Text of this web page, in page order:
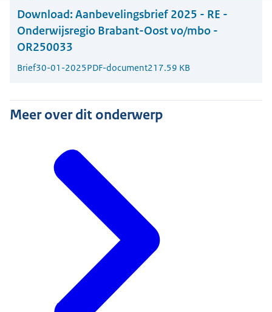
Download: Aanbevelingsbrief 2025 - RE -
Onderwijsregio Brabant-Oost vo/mbo -
OR250033
Brief30-01-2025PDF-document217.59 KB
Meer over dit onderwerp